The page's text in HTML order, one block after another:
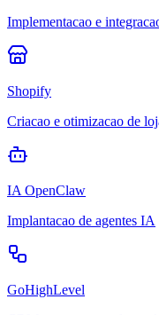
Implementacao e
Shopify
Criacao e otimizacao de
IA OpenClaw
Implantacao de agentes IA
GoHighLevel